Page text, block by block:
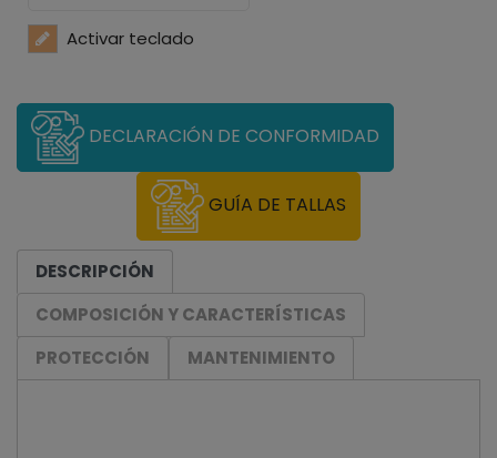
Activar teclado
DECLARACIÓN DE CONFORMIDAD
GUÍA DE TALLAS
DESCRIPCIÓN
COMPOSICIÓN Y CARACTERÍSTICAS
PROTECCIÓN
MANTENIMIENTO